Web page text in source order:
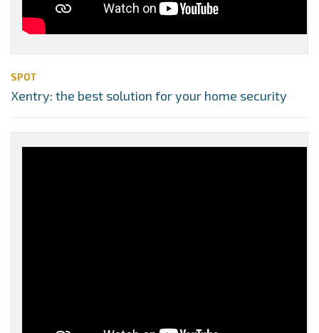
SPOT
Xentry: the best solution for your home security